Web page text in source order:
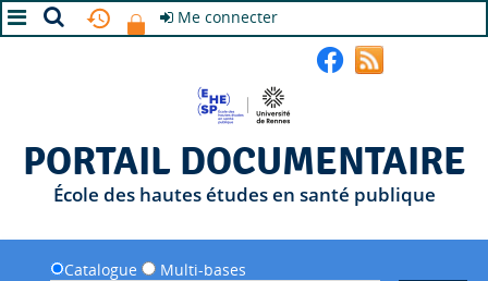
Me connecter
PORTAIL DOCUMENTAIRE
École des hautes études en santé publique
Catalogue Multi-bases